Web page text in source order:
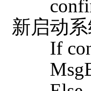
新启动
If